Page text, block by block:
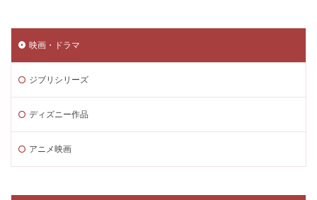
映画・ドラマ
ジブリシリーズ
ディズニー作品
アニメ映画